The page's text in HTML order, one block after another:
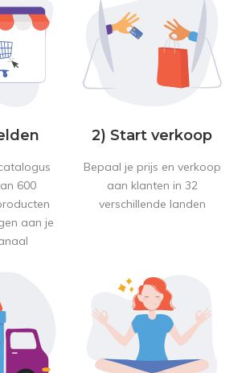
600
aan je
2) Start verkoop
Bepaal je prijs en verkoop
aan klanten in 32
verschillende landen